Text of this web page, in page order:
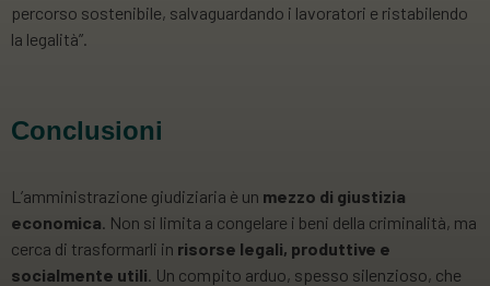
percorso sostenibile, salvaguardando i lavoratori e ristabilendo
la legalità”.
Conclusioni
L’amministrazione giudiziaria è un mezzo di giustizia
economica. Non si limita a congelare i beni della criminalità, ma
cerca di trasformarli in risorse legali, produttive e
socialmente utili. Un compito arduo, spesso silenzioso, che